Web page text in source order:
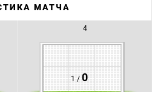
МАТЧА
4
1 /0